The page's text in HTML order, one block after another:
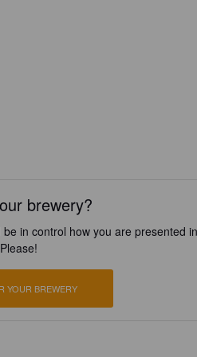
brewery?
in control how you are presented
Please!
YOUR BREWERY